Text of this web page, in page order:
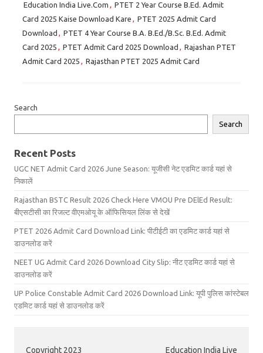
Education India Live.Com , PTET 2 Year Course B.Ed. Admit
Card 2025 Kaise Download Kare , PTET 2025 Admit Card
Download , PTET 4 Year Course B.A. B.Ed./B.Sc. B.Ed. Admit
Card 2025 , PTET Admit Card 2025 Download , Rajashan PTET
Admit Card 2025 , Rajasthan PTET 2025 Admit Card
Search
Search
Recent Posts
UGC NET Admit Card 2026 June Season: यूजीसी नेट एडमिट कार्ड यहां से
निकालें
Rajasthan BSTC Result 2026 Check Here VMOU Pre DElEd Result:
बीएसटीसी का रिजल्ट वीएमओयू के ऑफिसियल लिंक से देखें
PTET 2026 Admit Card Download Link: पीटीईटी का एडमिट कार्ड यहां से
डाउनलोड करें
NEET UG Admit Card 2026 Download City Slip: नीट एडमिट कार्ड यहां से
डाउनलोड करें
UP Police Constable Admit Card 2026 Download Link: यूपी पुलिस कांस्टेबल
एडमिट कार्ड यहां से डाउनलोड करें
Copyright 2023 Education India Live